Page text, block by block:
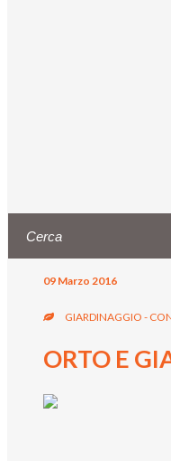
09 Marzo 2016
GIARDINAGGIO -
ORTO E